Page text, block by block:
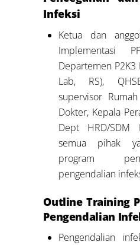
Infeksi
Ketua dan
Implementasi
Departemen P2K3
Lab, RS),
supervisor
Dokter, Kepala
Dept HRD/SDM
semua pihak
program
pengendalian
Outline Training
Pengendalian
Pengendalian